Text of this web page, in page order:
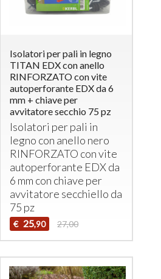
Isolatori per pali in legno
TITAN EDX con anello
RINFORZATO con vite
autoperforante EDX da 6
mm + chiave per
avvitatore secchio 75 pz
Isolatori per pali in
legno con anello nero
RINFORZATO con vite
autoperforante EDXda
6 mm con chiave per
avvitatore secchiello da
75 pz
€ 25,90 27,00